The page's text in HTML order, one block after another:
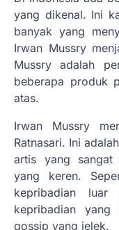
yang dikenal. Ini
banyak yang
Irwan Mussry
Mussry adalah
beberapa produk
atas.
Irwan Mussry
Ratnasari. Ini
artis yang sangat
yang keren.
kepribadian
kepribadian
gossip yang jelek.